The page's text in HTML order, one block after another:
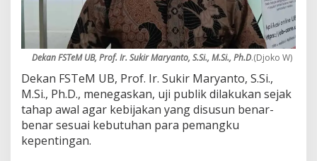
Dekan FSTeM UB, Prof. Ir. Sukir Maryanto, S.Si., M.Si., Ph.D.(Djoko W)
Dekan FSTeM UB, Prof. Ir. Sukir Maryanto, S.Si.,
M.Si., Ph.D., menegaskan, uji publik dilakukan sejak
tahap awal agar kebijakan yang disusun benar-
benar sesuai kebutuhan para pemangku
kepentingan.